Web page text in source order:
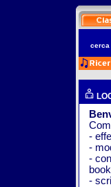
cerca
-
-
-
-